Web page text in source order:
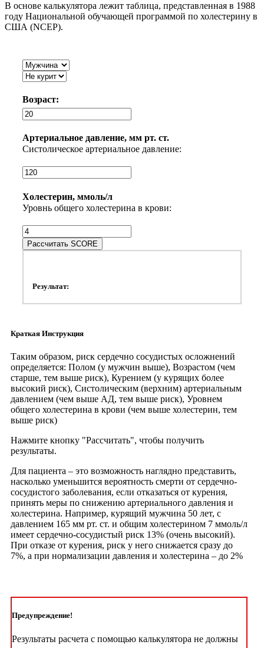
В основе калькулятора лежит таблица, представленная в 1988
году Национальной обучающей программой по холестерину в
США (NCEP).
Возраст:
Артериальное давление, мм рт. ст.
Систолическое артериальное давление:
Холестерин, ммоль/л
Уровнь общего холестерина в крови:
Рассчитать SCORE
Результат:
Краткая Инструкция
Таким образом, риск сердечно сосудистых осложнений
определяется: Полом (у мужчин выше), Возрастом (чем
старше, тем выше риск), Курением (у курящих более
высокий риск), Систолическим (верхним) артериальным
давлением (чем выше АД, тем выше риск), Уровнем
общего холестерина в крови (чем выше холестерин, тем
выше риск)
Нажмите кнопку "Рассчитать", чтобы получить
результаты.
Для пациента – это возможность наглядно представить,
насколько уменьшится вероятность смерти от сердечно-
сосудистого заболевания, если отказаться от курения,
принять меры по снижению артериального давления и
холестерина. Например, курящий мужчина 50 лет, с
давлением 165 мм рт. ст. и общим холестерином 7 ммоль/л
имеет сердечно-сосудистый риск 13% (очень высокий).
При отказе от курения, риск у него снижается сразу до
7%, а при нормализации давления и холестерина – до 2%
Предупреждение!
Результаты расчета с помощью калькулятора не должны